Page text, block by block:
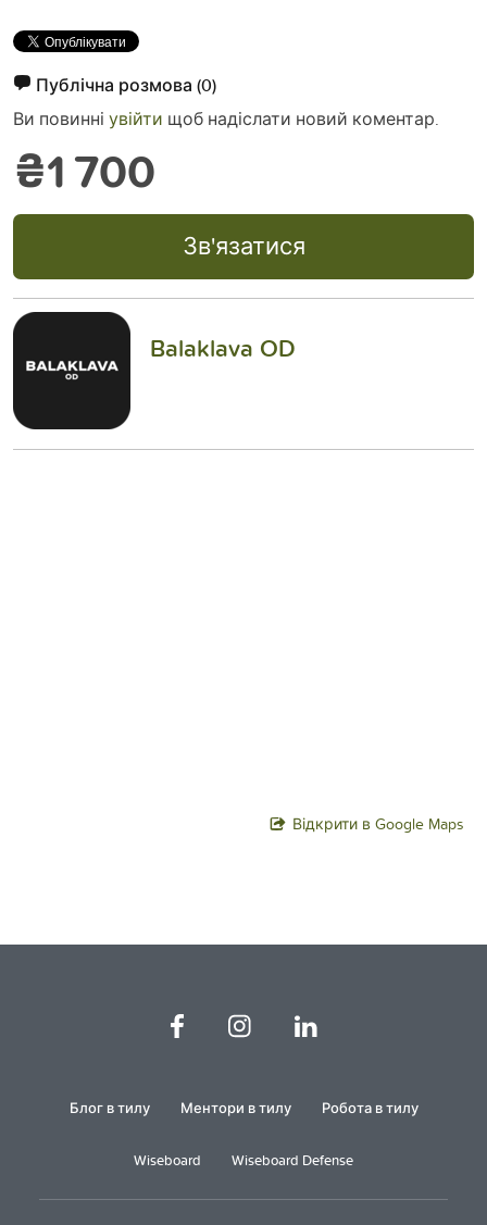
Публічна розмова (0)
Ви повинні увійти щоб надіслати новий коментар.
₴1 700
Зв'язатися
Balaklava OD
Відкрити в Google Maps
Блог в тилу Ментори в тилу Робота в тилу
Wiseboard Wiseboard Defense